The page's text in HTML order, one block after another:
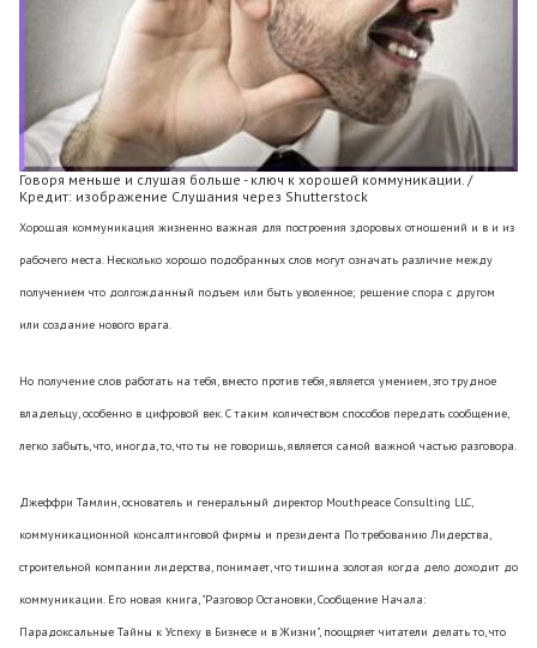
Говоря меньше и слушая больше - ключ к хорошей коммуникации. /
Кредит: изображение Слушания через Shutterstock
Хорошая коммуникация жизненно важная для построения здоровых отношений и в и из
рабочего места. Несколько хорошо подобранных слов могут означать различие между
получением что долгожданный подъем или быть уволенное; решение спора с другом
или создание нового врага.
Но получение слов работать на тебя, вместо против тебя, является умением, это трудное
владельцу, особенно в цифровой век. С таким количеством способов передать сообщение,
легко забыть, что, иногда, то, что ты не говоришь, является самой важной частью разговора.
Джеффри Тамлин, основатель и генеральный директор Mouthpeace Consulting LLC,
коммуникационной консалтинговой фирмы и президента По требованию Лидерства,
строительной компании лидерства, понимает, что тишина золотая когда дело доходит до
коммуникации. Его новая книга, "Разговор Остановки, Сообщение Начала:
Парадоксальные Тайны к Успеху в Бизнесе и в Жизни", поощряет читатели делать то, что